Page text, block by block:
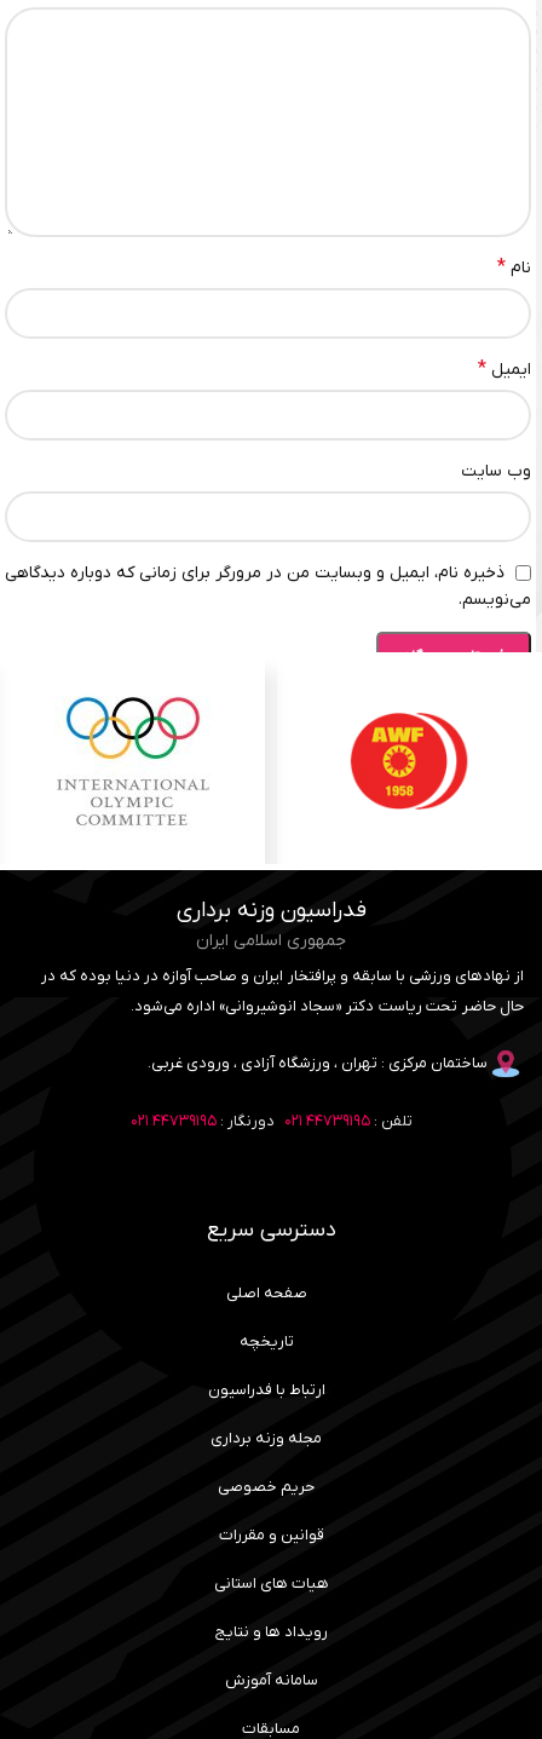
نام *
ایمیل *
وب‌ سایت
ذخیره نام، ایمیل و وبسایت من در مرورگر برای زمانی که دوباره دیدگاهی
می‌نویسم.
فدراسیون وزنه برداری
جمهوری اسلامی ایران
از نهادهای ورزشی با سابقه و پرافتخار ایران و صاحب آوازه در دنیا بوده که در
حال حاضر تحت ریاست دکتر «سجاد انوشیروانی» اداره می‌شود.
ساختمان مرکزی : تهران ، ورزشگاه آزادی ، ورودی غربی.
تلفن :۴۴۷۳۹۱۹۵ ۰۲۱ دورنگار :۴۴۷۳۹۱۹۵ ۰۲۱
دسترسی سریع
صفحه اصلی
تاریخچه
ارتباط با فدراسیون
مجله وزنه برداری
حریم خصوصی
قوانین و مقررات
هیات های استانی
رویداد ها و نتایج
سامانه آموزش
مسابقات